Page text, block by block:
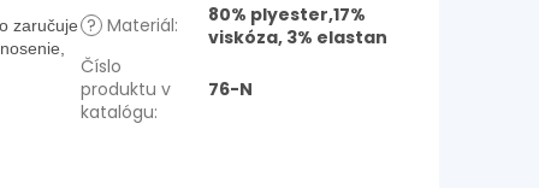
zaručuje ? Materiál:
80% plyester,17%
viskóza, 3% elastan
Číslo
produktu v
katalógu:
76-N